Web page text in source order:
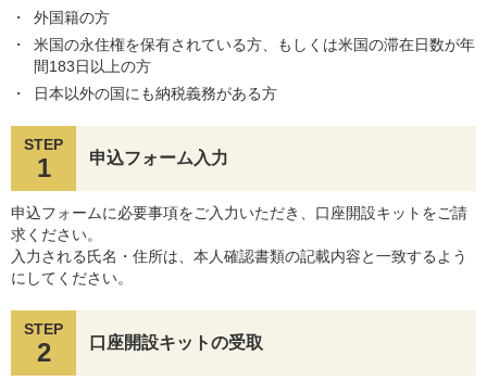
外国籍の方
米国の永住権を保有されている方、もしくは米国の滞在日数が年
間183日以上の方
日本以外の国にも納税義務がある方
STEP
1 申込フォーム入力
申込フォームに必要事項をご入力いただき、口座開設キットをご請
求ください。
入力される氏名・住所は、本人確認書類の記載内容と一致するよう
にしてください。
STEP
2 口座開設キットの受取